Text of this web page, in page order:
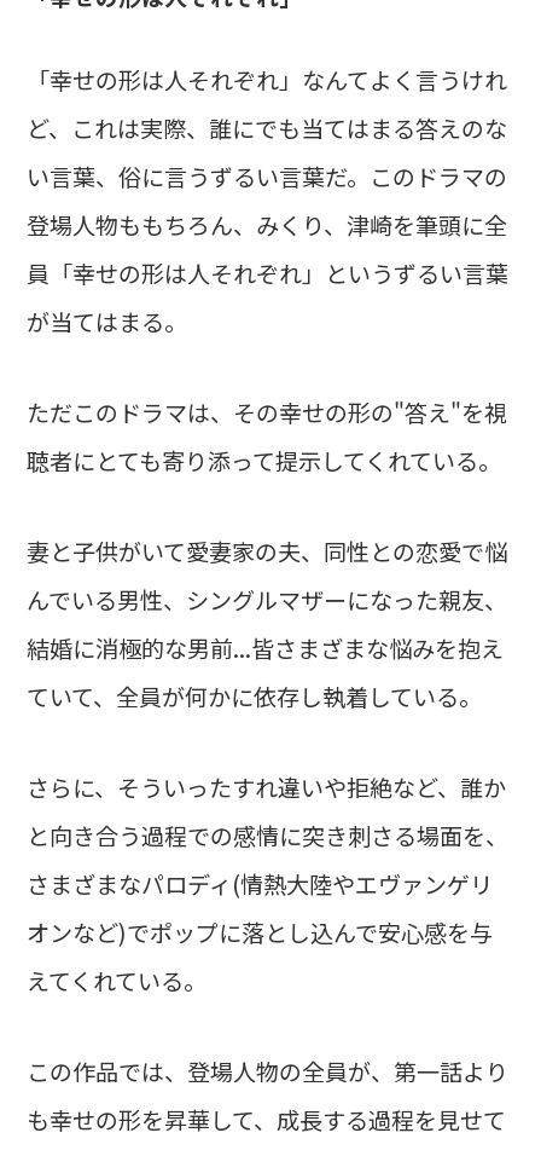
「幸せの形は人それぞれ」なんてよく言うけれ
ど、これは実際、誰にでも当てはまる答えのな
い言葉、俗に言うずるい言葉だ。このドラマの
登場人物ももちろん、みくり、津崎を筆頭に全
員「幸せの形は人それぞれ」というずるい言葉
が当てはまる。
ただこのドラマは、その幸せの形の"答え"を視
聴者にとても寄り添って提示してくれている。
妻と子供がいて愛妻家の夫、同性との恋愛で悩
んでいる男性、シングルマザーになった親友、
結婚に消極的な男前...皆さまざまな悩みを抱え
ていて、全員が何かに依存し執着している。
さらに、そういったすれ違いや拒絶など、誰か
と向き合う過程での感情に突き刺さる場面を、
さまざまなパロディ(情熱大陸やエヴァンゲリ
オンなど)でポップに落とし込んで安心感を与
えてくれている。
この作品では、登場人物の全員が、第一話より
も幸せの形を昇華して、成長する過程を見せて